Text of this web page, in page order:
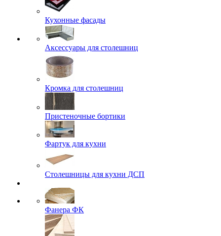
Кухонные фасады
Аксессуары для столешниц
Кромка для столешниц
Пристеночные бортики
Фартук для кухни
Столешницы для кухни ДСП
Фанера ФК